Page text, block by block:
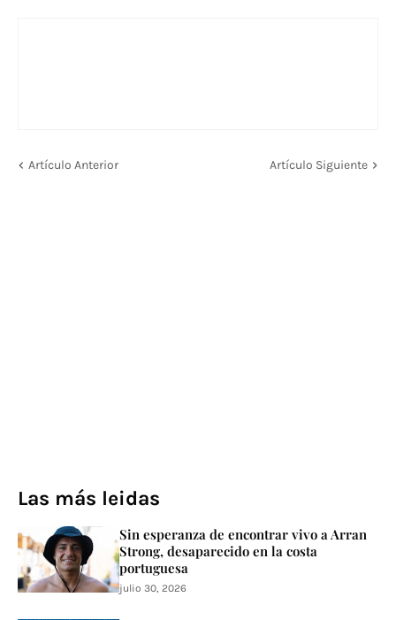
Artículo Anterior Artículo Siguiente
Las más leidas
Sin esperanza de encontrar vivo a Arran
Strong, desaparecido en la costa
portuguesa
julio 30, 2026